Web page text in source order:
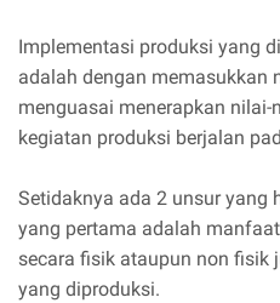
Implementasi produksi yang
adalah dengan memasukkan
menguasai menerapkan
kegiatan produksi berjalan
Setidaknya ada 2 unsur yang
yang pertama adalah
secara fisik ataupun non fisik
yang diproduksi.